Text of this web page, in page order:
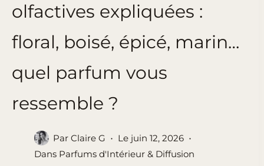
olfactives expliquées :
floral, boisé, épicé, marin…
quel parfum vous
ressemble ?
Par Claire G Le juin 12, 2026
Dans Parfums d'Intérieur & Diffusion